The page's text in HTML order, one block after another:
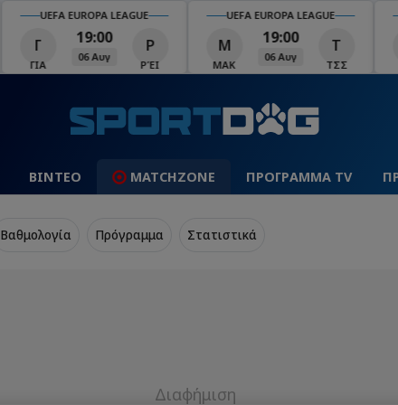
UEFA EUROPA LEAGUE
19:00
06 Αυγ
UEFA EUROPA LEAGUE
19:00
06 Αυγ
ΒΙΝΤΕΟ MATCHZONE ΠΡΟΓΡΑΜΜΑ TV
Βαθμολογία Πρόγραμμα Στατιστικά